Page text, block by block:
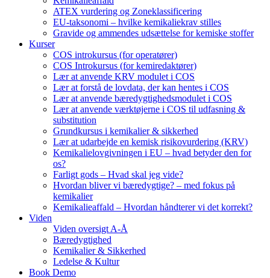
ATEX vurdering og Zoneklassificering
EU-taksonomi – hvilke kemikaliekrav stilles
Gravide og ammendes udsættelse for kemiske stoffer
Kurser
COS introkursus (for operatører)
COS Introkursus (for kemiredaktører)
Lær at anvende KRV modulet i COS
Lær at forstå de lovdata, der kan hentes i COS
Lær at anvende bæredygtighedsmodulet i COS
Lær at anvende værktøjerne i COS til udfasning &
substitution
Grundkursus i kemikalier & sikkerhed
Lær at udarbejde en kemisk risikovurdering (KRV)
Kemikalielovgivningen i EU – hvad betyder den for
os?
Farligt gods – Hvad skal jeg vide?
Hvordan bliver vi bæredygtige? – med fokus på
kemikalier
Kemikalieaffald – Hvordan håndterer vi det korrekt?
Viden
Viden oversigt A-Å
Bæredygtighed
Kemikalier & Sikkerhed
Ledelse & Kultur
Book Demo